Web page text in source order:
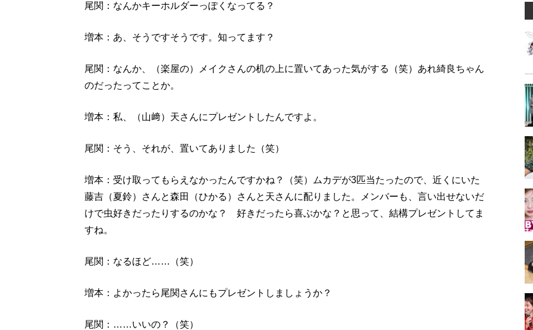
尾関：なんかキーホルダーっぽくなってる？
増本：あ、そうですそうです。知ってます？
尾関：なんか、（楽屋の）メイクさんの机の上に置いてあった気がする（笑）あれ綺良ちゃん
のだったってことか。
増本：私、（山﨑）天さんにプレゼントしたんですよ。
尾関：そう、それが、置いてありました（笑）
増本：受け取ってもらえなかったんですかね？（笑）ムカデが3匹当たったので、近くにいた
藤吉（夏鈴）さんと森田（ひかる）さんと天さんに配りました。メンバーも、言い出せないだ
けで虫好きだったりするのかな？ 好きだったら喜ぶかな？と思って、結構プレゼントしてま
すね。
尾関：なるほど……（笑）
増本：よかったら尾関さんにもプレゼントしましょうか？
尾関：……いいの？（笑）